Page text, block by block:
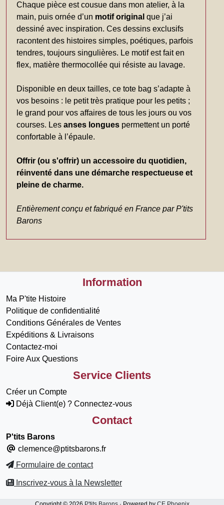
Chaque pièce est cousue dans mon atelier, à la
main, puis ornée d’un motif original que j’ai
dessiné avec inspiration. Ces dessins exclusifs
racontent des histoires simples, poétiques, parfois
tendres, toujours singulières. Le motif est fait en
flex, matière thermocollée qui résiste au lavage.
Disponible en deux tailles, ce tote bag s’adapte à
vos besoins : le petit très pratique pour les petits ;
le grand pour vos affaires de tous les jours ou vos
courses. Les anses longues permettent un porté
confortable à l’épaule.
Offrir (ou s'offrir) un accessoire du quotidien,
réinventé dans une démarche respectueuse et
pleine de charme.
Entièrement conçu et fabriqué en France par P'tits
Barons
Information
Ma P'tite Histoire
Politique de confidentialité
Conditions Générales de Ventes
Expéditions & Livraisons
Contactez-moi
Foire Aux Questions
Service Clients
Créer un Compte
Déjà Client(e) ? Connectez-vous
Contact
P'tits Barons
clemence@ptitsbarons.fr
Formulaire de contact
Inscrivez-vous à la Newsletter